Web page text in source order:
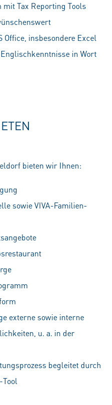
Tax Reporting Tools
insbesondere Excel
in Wort
bieten wir Ihnen:
sowie VIVA-Familien-
externe sowie interne
u. a. in der
begleitet durch